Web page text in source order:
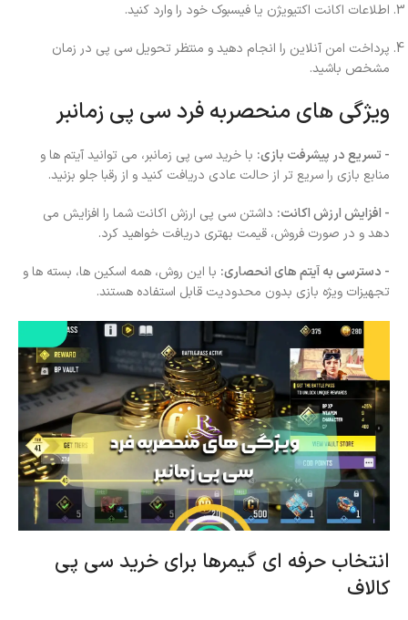
اطلاعات اکانت اکتیویژن یا فیسبوک خود را وارد کنید.
پرداخت امن آنلاین را انجام دهید و منتظر تحویل سی پی در زمان
مشخص باشید.
ویژگی های منحصربه فرد سی پی زمانبر
- تسریع در پیشرفت بازی: با خرید سی پی زمانبر، می توانید آیتم ها و
منابع بازی را سریع تر از حالت عادی دریافت کنید و از رقبا جلو بزنید.
- افزایش ارزش اکانت: داشتن سی پی ارزش اکانت شما را افزایش می
دهد و در صورت فروش، قیمت بهتری دریافت خواهید کرد.
- دسترسی به آیتم های انحصاری: با این روش، همه اسکین ها، بسته ها و
تجهیزات ویژه بازی بدون محدودیت قابل استفاده هستند.
انتخاب حرفه ای گیمرها برای خرید سی پی
کالاف